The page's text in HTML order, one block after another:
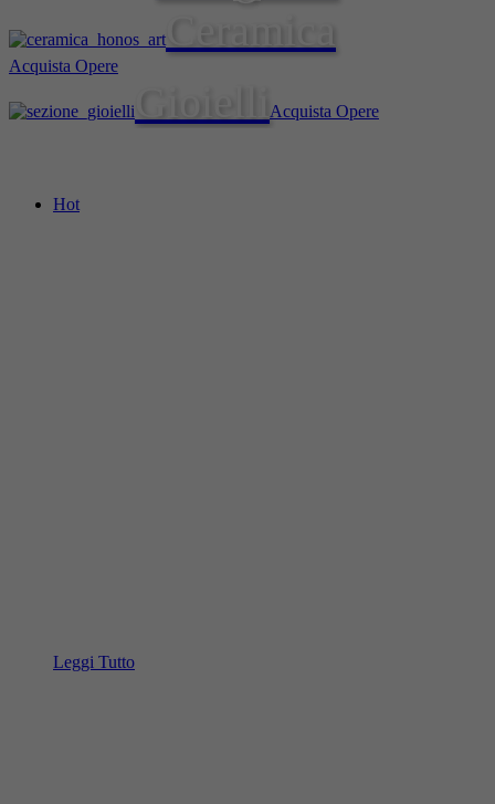
Acquista Opere
Acquista Opere
Hot
Leggi Tutto